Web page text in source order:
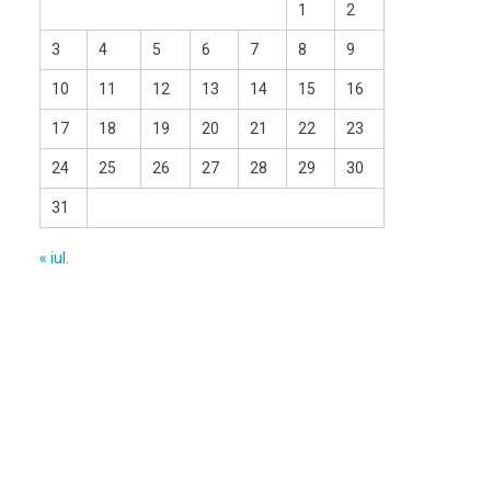
1 2
3 4 5 6 7 8 9
10 11 12 13 14 15 16
17 18 19 20 21 22 23
24 25 26 27 28 29 30
31
« iul.